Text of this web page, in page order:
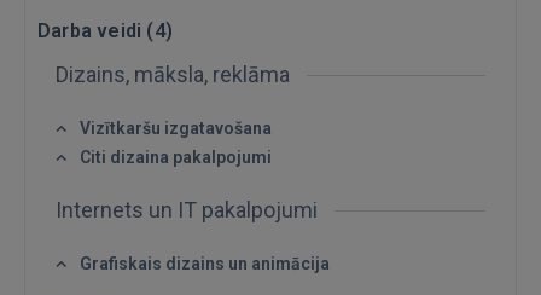
IENĀKT
Darba veidi (4)
Dizains, māksla, reklāma
Vizītkaršu izgatavošana
Citi dizaina pakalpojumi
Internets un IT pakalpojumi
Grafiskais dizains un animācija